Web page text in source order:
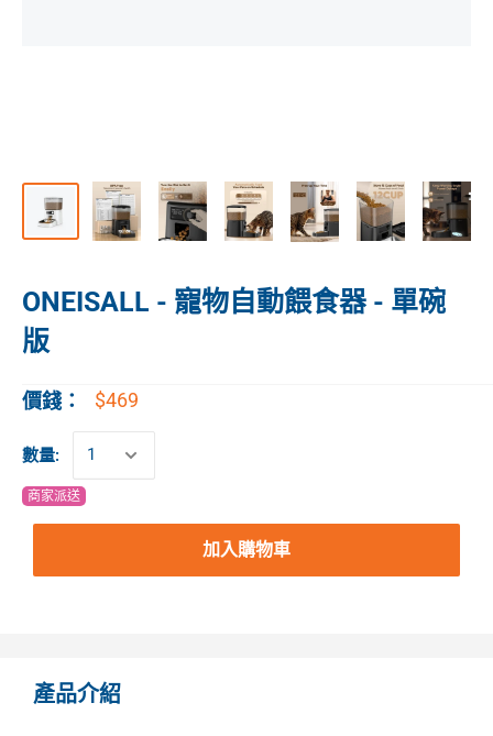
ONEISALL - 寵物自動餵食器 - 單碗
版
價錢： $469
數量:
商家派送
加入購物車
產品介紹